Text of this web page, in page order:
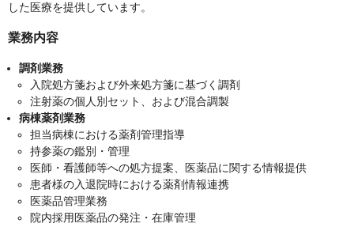
した医療を提供しています。
業務内容
調剤業務
入院処方箋および外来処方箋に基づく調剤
注射薬の個人別セット、および混合調製
病棟薬剤業務
担当病棟における薬剤管理指導
持参薬の鑑別・管理
医師・看護師等への処方提案、医薬品に関する情報提供
患者様の入退院時における薬剤情報連携
医薬品管理業務
院内採用医薬品の発注・在庫管理